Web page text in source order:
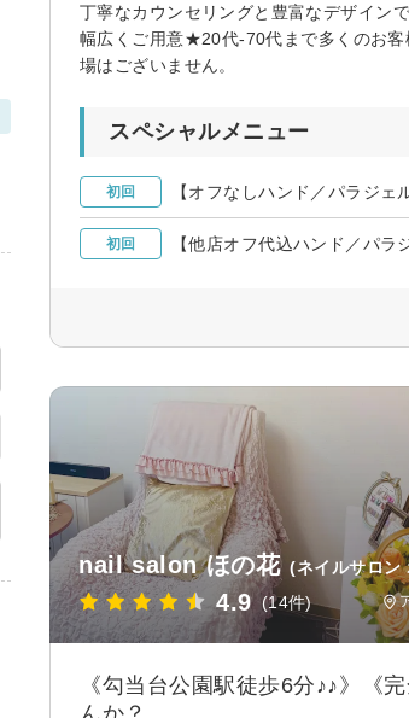
丁寧なカウンセリングと豊富なデザイン
幅広くご用意★20代-70代まで多くのお客
場はございません。
スペシャルメニュー
初回 【オフなしハンド／パラジ
初回 【他店オフ代込ハンド／パ
nail salon ほの花 (ネイルサロン
4.9 (14件)
《勾当台公園駅徒歩6分♪♪》
んか？